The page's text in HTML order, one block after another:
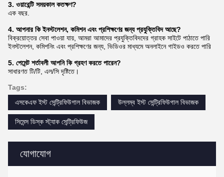
যোগাযোগ
3. ওয়ারেন্টি সময়কাল কতক্ষণ?
এক বছর.
4. আপনার কি ইনস্টলেশন, কমিশন এবং প্রশিক্ষণের জন্য প্রযুক্তিবিদ আছে?
বিক্রয়োত্তর সেবা পাওয়া যায়, আমরা আমাদের প্রযুক্তিবিদদের গ্রাহক সাইটে পাঠাতে পারি
ইনস্টলেশন, কমিশনিং এবং প্রশিক্ষণের জন্য, ভিডিওর মাধ্যমে অনলাইনে গাইডও করতে পারি
5. পেমেন্ট শর্তাবলী আপনি কি গ্রহণ করতে পারেন?
সাধারণত টি/টি, এল/সি দৃষ্টিতে।
Tags:
এসকেএফ ইস্ট সেন্ট্রিফিউগাল বিভাজক
উল্লম্ব ইস্ট সেন্ট্রিফিউগাল বিভাজক
সিমেন্স ডিস্ক স্ট্যাক সেন্ট্রিফিউজ